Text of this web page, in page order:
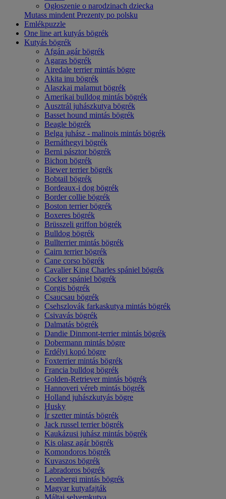
Ogłoszenie o narodzinach dziecka
Mutass mindent Prezenty po polsku
Emlékpuzzle
One line art kutyás bögrék
Kutyás bögrék
Afgán agár bögrék
Agaras bögrék
Airedale terrier mintás bögre
Akita inu bögrék
Alaszkai malamut bögrék
Amerikai bulldog mintás bögrék
Ausztrál juhászkutya bögrék
Basset hound mintás bögrék
Beagle bögrék
Belga juhász - malinois mintás bögrék
Bernáthegyi bögrék
Berni pásztor bögrék
Bichon bögrék
Biewer terrier bögrék
Bobtail bögrék
Bordeaux-i dog bögrék
Border collie bögrék
Boston terrier bögrék
Boxeres bögrék
Brüsszeli griffon bögrék
Bulldog bögrék
Bullterrier mintás bögrék
Cairn terrier bögrék
Cane corso bögrék
Cavalier King Charles spániel bögrék
Cocker spániel bögrék
Corgis bögrék
Csaucsau bögrék
Csehszlovák farkaskutya mintás bögrék
Csivavás bögrék
Dalmatás bögrék
Dandie Dinmont-terrier mintás bögrék
Dobermann mintás bögre
Erdélyi kopó bögre
Foxterrier mintás bögrék
Francia bulldog bögrék
Golden-Retriever mintás bögrék
Hannoveri véreb mintás bögrék
Holland juhászkutyás bögre
Husky
Ír szetter mintás bögrék
Jack russel terrier bögrék
Kaukázusi juhász mintás bögrék
Kis olasz agár bögrék
Komondoros bögrék
Kuvaszos bögrék
Labradoros bögrék
Leonbergi mintás bögrék
Magyar kutyafajták
Máltai selyemkutya